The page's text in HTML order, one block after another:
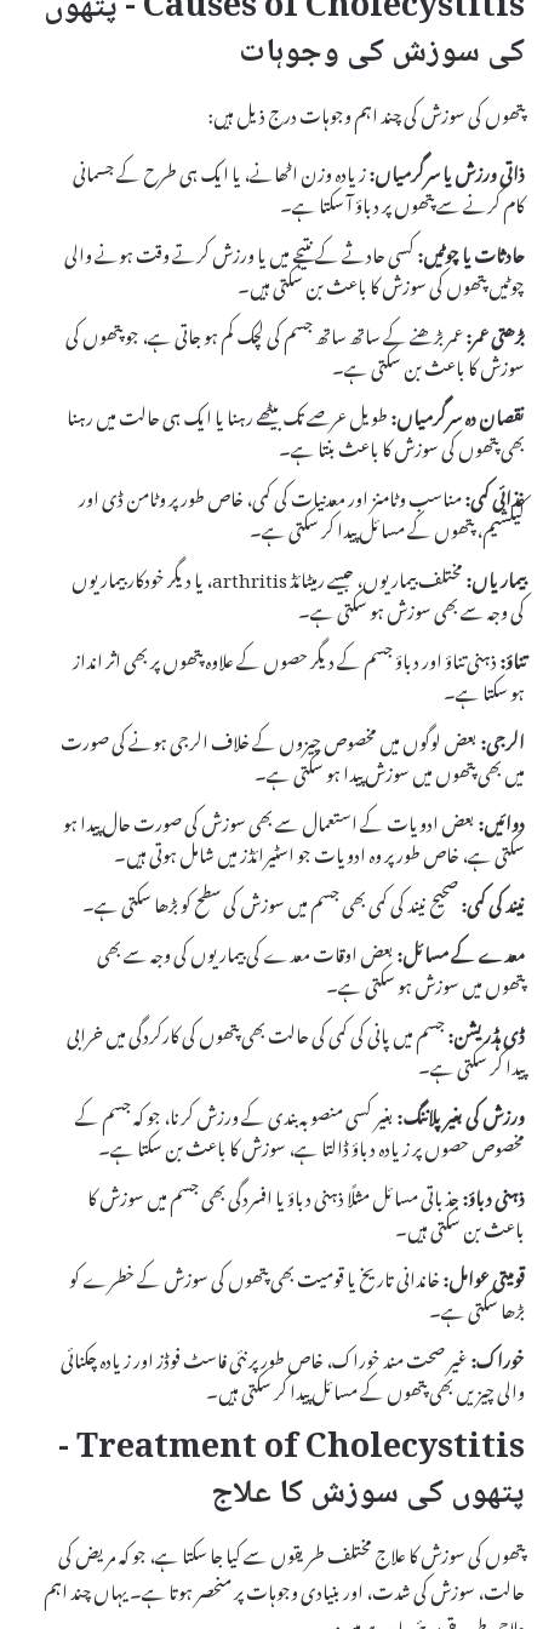
کی سوزش کی وجوہات
پتھوں کی سوزش کی چند اہم وجوہات درج ذیل ہیں:
ذاتی ورزش یا سرگرمیاں:زیادہ وزن اٹھانے، یا ایک ہی طرح کے جسمانی
کام کرنے سے پتھوں پر دباؤ آ سکتا ہے۔
حادثات یا چوٹیں:کسی حادثے کے نتیجے میں یا ورزش کرتے وقت ہونے والی
چوٹیں پتھوں کی سوزش کا باعث بن سکتی ہیں۔
بڑھتی عمر:عمر بڑھنے کے ساتھ ساتھ جسم کی لچک کم ہو جاتی ہے، جو پتھوں کی
سوزش کا باعث بن سکتی ہے۔
نقصان دہ سرگرمیاں:طویل عرصے تک بیٹھے رہنا یا ایک ہی حالت میں رہنا
بھی پتھوں کی سوزش کا باعث بنتا ہے۔
غذائی کمی:مناسب وٹامنز اور معدنیات کی کمی، خاص طور پر وٹامن ڈی اور
کیلشیم، پتھوں کے مسائل پیدا کر سکتی ہے۔
بیماریاں:
مختلف بیماریوں، جیسے رمیٹائڈ arthritis، یا دیگر خودکار بیماریوں
کی وجہ سے بھی سوزش ہو سکتی ہے۔
تناؤ:ذہنی تناؤ اور دباؤ جسم کے دیگر حصوں کے علاوہ پتھوں پر بھی اثر انداز
ہو سکتا ہے۔
الرجی:بعض لوگوں میں مخصوص چیزوں کے خلاف الرجی ہونے کی صورت
میں بھی پتھوں میں سوزش پیدا ہو سکتی ہے۔
دوائیں:بعض ادویات کے استعمال سے بھی سوزش کی صورت حال پیدا ہو
سکتی ہے، خاص طور پر وہ ادویات جو اسٹیرائڈز میں شامل ہوتی ہیں۔
نیند کی کمی:صحیح نیند کی کمی بھی جسم میں سوزش کی سطح کو بڑھا سکتی ہے۔
معدے کے مسائل:بعض اوقات معدے کی بیماریوں کی وجہ سے بھی
پتھوں میں سوزش ہو سکتی ہے۔
ڈی ہڈریشن:جسم میں پانی کی کمی کی حالت بھی پتھوں کی کارکردگی میں خرابی
پیدا کر سکتی ہے۔
ورزش کی بغیر پلاننگ:بغیر کسی منصوبہ بندی کے ورزش کرنا، جو کہ جسم کے
مخصوص حصوں پر زیادہ دباؤ ڈالتا ہے، سوزش کا باعث بن سکتا ہے۔
ذہنی دباؤ:جذباتی مسائل مثلًا ذہنی دباؤ یا افسردگی بھی جسم میں سوزش کا
باعث بن سکتی ہیں۔
قومیتی عوامل:خاندانی تاریخ یا قومیت بھی پتھوں کی سوزش کے خطرے کو
بڑھا سکتی ہے۔
خوراک:غیر صحت مند خوراک، خاص طور پر نئی فاسٹ فوڈز اور زیادہ چکنائی
والی چیزیں بھی پتھوں کے مسائل پیدا کر سکتی ہیں۔
Treatment of Cholecystitis -
پتھوں کی سوزش کا علاج
پتھوں کی سوزش کا علاج مختلف طریقوں سے کیا جا سکتا ہے، جو کہ مریض کی
حالت، سوزش کی شدت، اور بنیادی وجوہات پر منحصر ہوتا ہے۔ یہاں چند اہم